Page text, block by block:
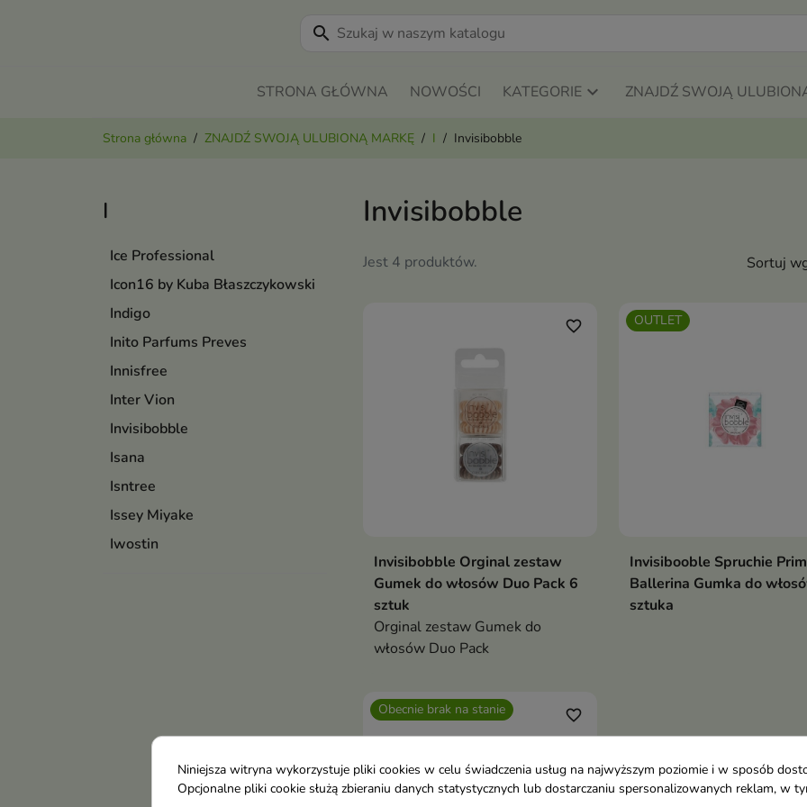
search
STRONA GŁÓWNA NOWOŚCI KATEGORIE ZNAJDŹ SWOJĄ
Strona główna ZNAJDŹ SWOJĄ ULUBIONĄ MARKĘ I Invisibobble
I
Ice Professional
Icon16 by Kuba Błaszczykowski
Indigo
Inito Parfums Preves
Innisfree
Inter Vion
Invisibobble
Isana
Isntree
Issey Miyake
Iwostin
Invisibobble
Jest 4 produktów. Sortuj
favorite_border
Invisibobble Orginal zestaw
Gumek do włosów Duo Pack 6
sztuk
Orginal zestaw Gumek do
włosów Duo Pack
OUTLET
Invisibooble Spruchie
Ballerina Gumka do
sztuka
Obecnie brak na stanie favorite_border
Niniejsza witryna wykorzystuje pliki cookies w celu świadczenia usług na najwyższym poziomie i w sposób
Opcjonalne pliki cookie służą zbieraniu danych statystycznych lub dostarczaniu spersonalizowanych reklam, w